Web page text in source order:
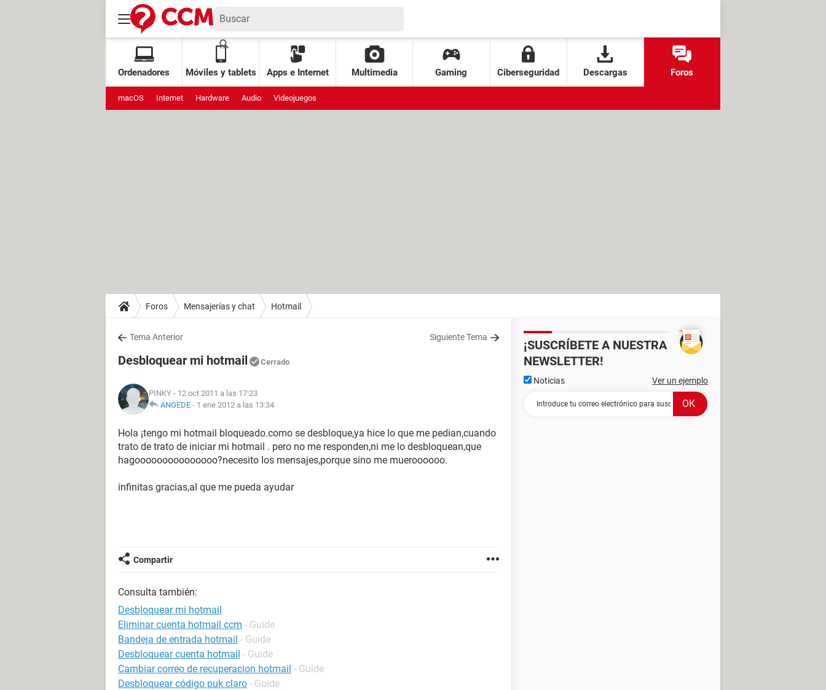
Ordenadores Móviles y tablets Apps e Internet Multimedia Gaming Ciberseguridad Descargas Foros
macOS Internet Hardware Audio Videojuegos
Foros Mensajerías y chat Hotmail
Tema Anterior Siguiente Tema
Desbloquear mi hotmail Cerrado
PINKY - 12 oct 2011 a las 17:23
ANGEDE - 1 ene 2012 a las 13:34
Hola ¡tengo mi hotmail bloqueado.como se desbloque,ya hice lo que me pedian,cuando
trato de trato de iniciar mi hotmail . pero no me responden,ni me lo desbloquean,que
hagooooooooooooooo?necesito los mensajes,porque sino me mueroooooo.
infinitas gracias,al que me pueda ayudar
Compartir
Consulta también:
Desbloquear mi hotmail
Eliminar cuenta hotmail ccm - Guide
Bandeja de entrada hotmail - Guide
Desbloquear cuenta hotmail - Guide
Cambiar correo de recuperacion hotmail - Guide
Desbloquear código puk claro - Guide
¡SUSCRÍBETE A NUESTRA
NEWSLETTER!
Noticias Ver un ejemplo